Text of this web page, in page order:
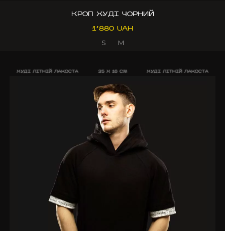
КРОП ХУДІ ЧОРНИЙ
1’880 UAH
S
M
ХУДІ ЛІТНІЙ ЛАКОСТА 25 X 16 CM ХУДІ ЛІТНІЙ ЛАКОСТА